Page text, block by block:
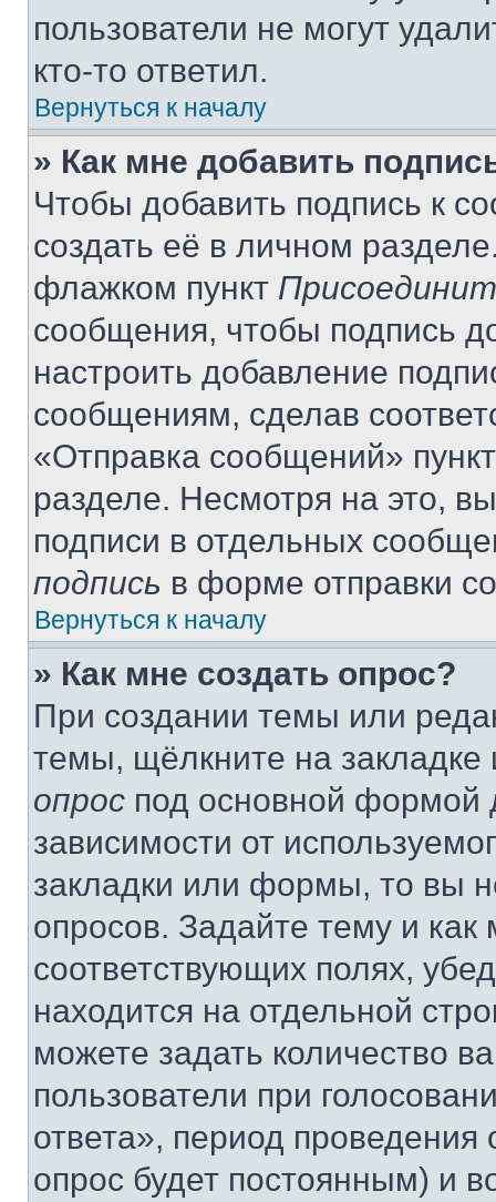
пользователи не могут
кто-то ответил.
Вернуться к началу
» Как мне добавить
Чтобы добавить подпись к
создать её в личном
флажком пункт
сообщения, чтобы подпись
настроить добавление
сообщениям, сделав
«Отправка сообщений»
разделе. Несмотря на это,
подписи в отдельных
подпись в форме отправки
Вернуться к началу
» Как мне создать опрос?
При создании темы или
темы, щёлкните на
опрос под основной формой
зависимости от
закладки или формы, то вы
опросов. Задайте тему и
соответствующих полях,
находится на отдельной
можете задать количество
пользователи при
ответа», период проведения
опрос будет постоянным) и